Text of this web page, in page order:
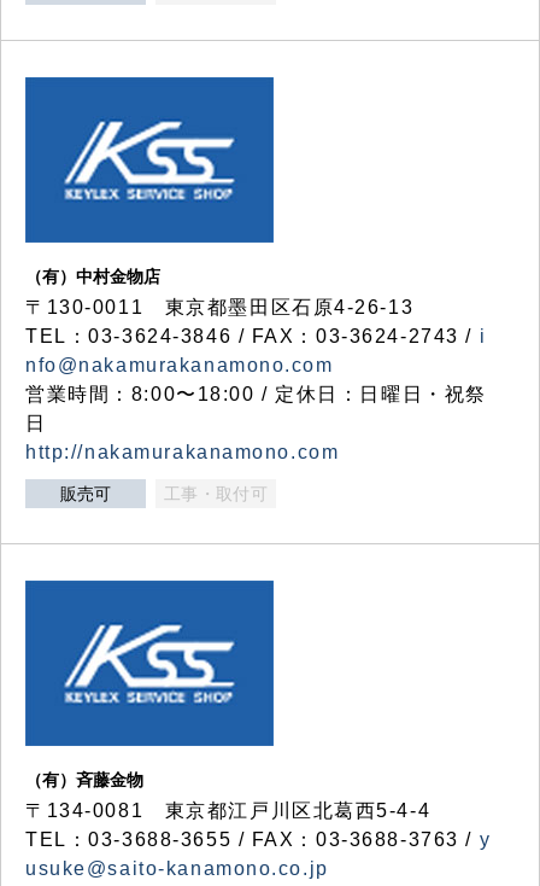
（有）中村金物店
〒130-0011 東京都墨田区石原4-26-13
TEL：03-3624-3846 / FAX：03-3624-2743 / i
nfo@nakamurakanamono.com
営業時間：8:00〜18:00 / 定休日：日曜日・祝祭
日
http://nakamurakanamono.com
販売可 工事・取付可
（有）斉藤金物
〒134-0081 東京都江戸川区北葛西5-4-4
TEL：03-3688-3655 / FAX：03-3688-3763 / y
usuke@saito-kanamono.co.jp